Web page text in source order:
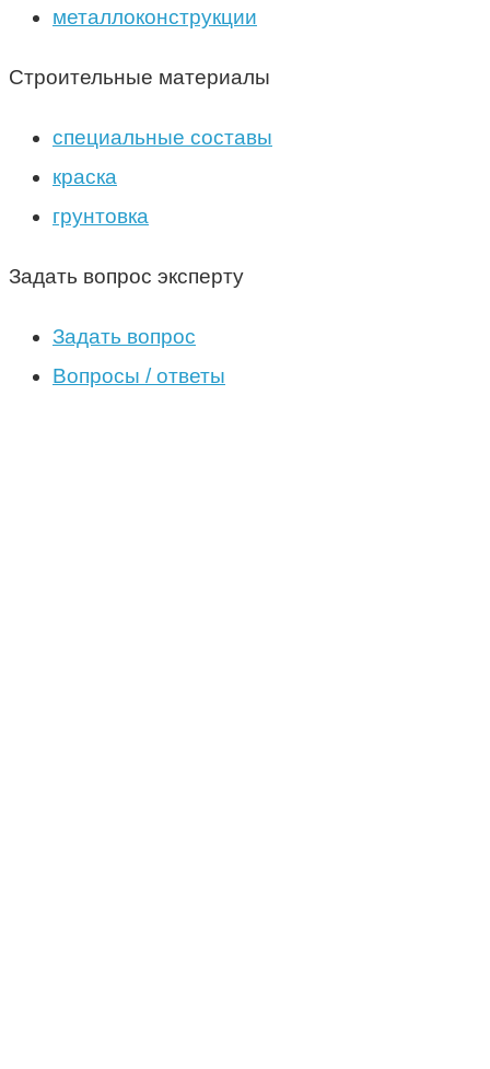
металлоконструкции
Строительные материалы
специальные составы
краска
грунтовка
Задать вопрос эксперту
Задать вопрос
Вопросы / ответы